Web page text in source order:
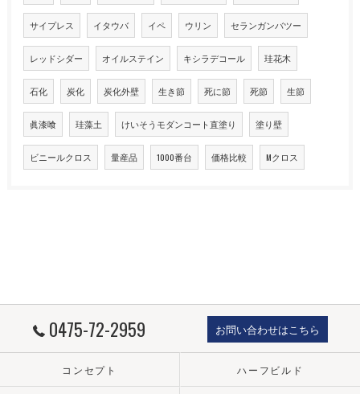
サイプレス イタウバ イペ ウリン セランガンバツー
レッドシダー オイルステイン キシラデコール 珪花木
石化 炭化 炭化外壁 生き節 死に節 死節 生節
眞漆喰 珪藻土 けいそうモダンコート直塗り 塗り壁
ビニールクロス 量産品 1000番台 価格比較 Mクロス
0475-72-2959 お問い合わせはこちら
コンセプト ハーフビルド